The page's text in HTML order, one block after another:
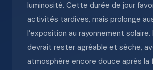
luminosité. Cette durée de jour
activités tardives, mais prolonge
l’exposition au rayonnement solaire.
devrait rester agréable et sèche,
atmosphère encore douce après la